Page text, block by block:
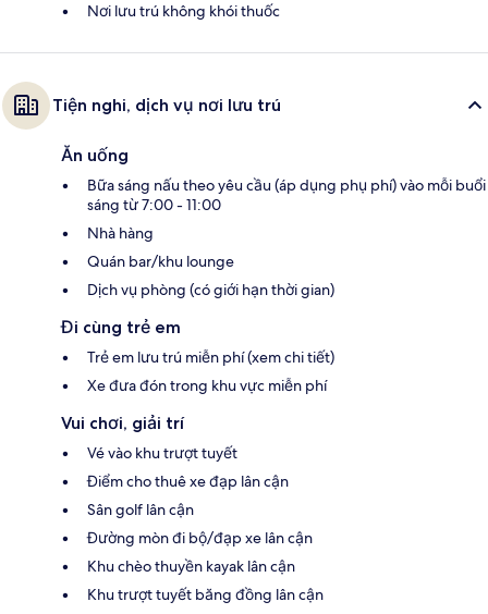
Nơi lưu trú không khói thuốc
Tiện nghi, dịch vụ nơi lưu trú
Ăn uống
Bữa sáng nấu theo yêu cầu (áp dụng phụ phí) vào mỗi buổi
sáng từ 7:00 - 11:00
Nhà hàng
Quán bar/khu lounge
Dịch vụ phòng (có giới hạn thời gian)
Đi cùng trẻ em
Trẻ em lưu trú miễn phí (xem chi tiết)
Xe đưa đón trong khu vực miễn phí
Vui chơi, giải trí
Vé vào khu trượt tuyết
Điểm cho thuê xe đạp lân cận
Sân golf lân cận
Đường mòn đi bộ/đạp xe lân cận
Khu chèo thuyền kayak lân cận
Khu trượt tuyết băng đồng lân cận